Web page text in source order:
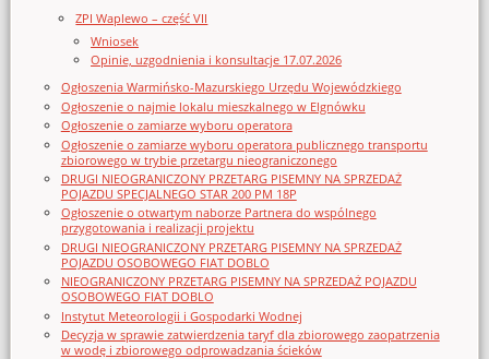
ZPI Waplewo – część VII
Wniosek
Opinie, uzgodnienia i konsultacje 17.07.2026
Ogłoszenia Warmińsko-Mazurskiego Urzędu Wojewódzkiego
Ogłoszenie o najmie lokalu mieszkalnego w Elgnówku
Ogłoszenie o zamiarze wyboru operatora
Ogłoszenie o zamiarze wyboru operatora publicznego transportu
zbiorowego w trybie przetargu nieograniczonego
DRUGI NIEOGRANICZONY PRZETARG PISEMNY NA SPRZEDAŻ
POJAZDU SPECJALNEGO STAR 200 PM 18P
Ogłoszenie o otwartym naborze Partnera do wspólnego
przygotowania i realizacji projektu
DRUGI NIEOGRANICZONY PRZETARG PISEMNY NA SPRZEDAŻ
POJAZDU OSOBOWEGO FIAT DOBLO
NIEOGRANICZONY PRZETARG PISEMNY NA SPRZEDAŻ POJAZDU
OSOBOWEGO FIAT DOBLO
Instytut Meteorologii i Gospodarki Wodnej
Decyzja w sprawie zatwierdzenia taryf dla zbiorowego zaopatrzenia
w wodę i zbiorowego odprowadzania ścieków